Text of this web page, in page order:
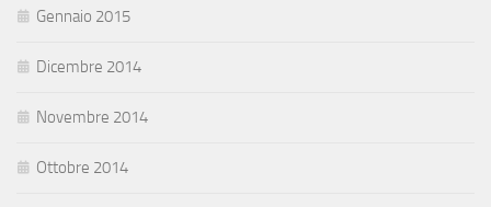
Gennaio 2015
Dicembre 2014
Novembre 2014
Ottobre 2014